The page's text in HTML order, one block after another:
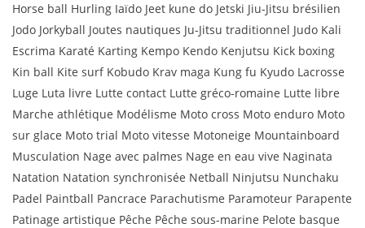
Horse ball Hurling Iaïdo Jeet kune do Jetski Jiu-Jitsu brésilien
Jodo Jorkyball Joutes nautiques Ju-Jitsu traditionnel Judo Kali
Escrima Karaté Karting Kempo Kendo Kenjutsu Kick boxing
Kin ball Kite surf Kobudo Krav maga Kung fu Kyudo Lacrosse
Luge Luta livre Lutte contact Lutte gréco-romaine Lutte libre
Marche athlétique Modélisme Moto cross Moto enduro Moto
sur glace Moto trial Moto vitesse Motoneige Mountainboard
Musculation Nage avec palmes Nage en eau vive Naginata
Natation Natation synchronisée Netball Ninjutsu Nunchaku
Padel Paintball Pancrace Parachutisme Paramoteur Parapente
Patinage artistique Pêche Pêche sous-marine Pelote basque